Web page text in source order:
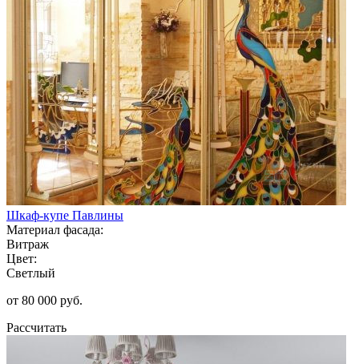
Шкаф-купе Павлины
Материал фасада:
Витраж
Цвет:
Светлый
от 80 000 руб.
Рассчитать